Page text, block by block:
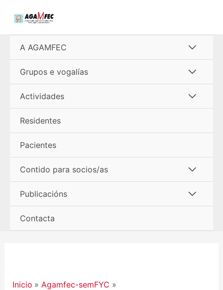
A AGAMFEC
menú
Grupos e vogalías
menú
Actividades
Residentes
Pacientes
Contido para socios/as
menú
Publicacións
Contacta
Inicio
Agamfec-semFYC